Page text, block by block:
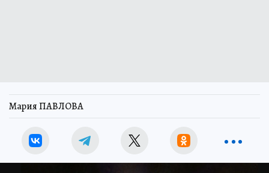
Мария ПАВЛОВА